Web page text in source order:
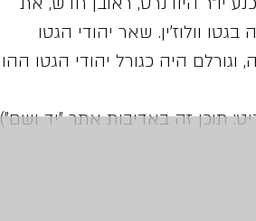
לעבודה בגטו וולוז'ין. שאר יהודי הגטו
אתר "יד